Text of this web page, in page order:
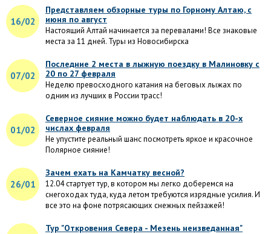
16/02
Представляем обзорные туры по Горному Алтаю, с
июня по август
Настоящий Алтай начинается за перевалами! Все знаковые
места за 11 дней. Туры из Новосибирска
07/02
Последние 2 места в лыжную поездку в Малиновку с
20 по 27 февраля
Неделю превосходного катания на беговых лыжах по
одним из лучших в России трасс!
01/02
Северное сияние можно будет наблюдать в 20-х
числах февраля
Не упустите реальный шанс посмотреть яркое и красочное
Полярное сияние!
26/01
Зачем ехать на Камчатку весной?
12.04 стартует тур, в котором мы легко доберемся на
снегоходах туда, куда летом требуются изрядные усилия. И
все это на фоне потрясающих снежных пейзажей!
Тур "Откровения Севера - Мезень неизведанная"